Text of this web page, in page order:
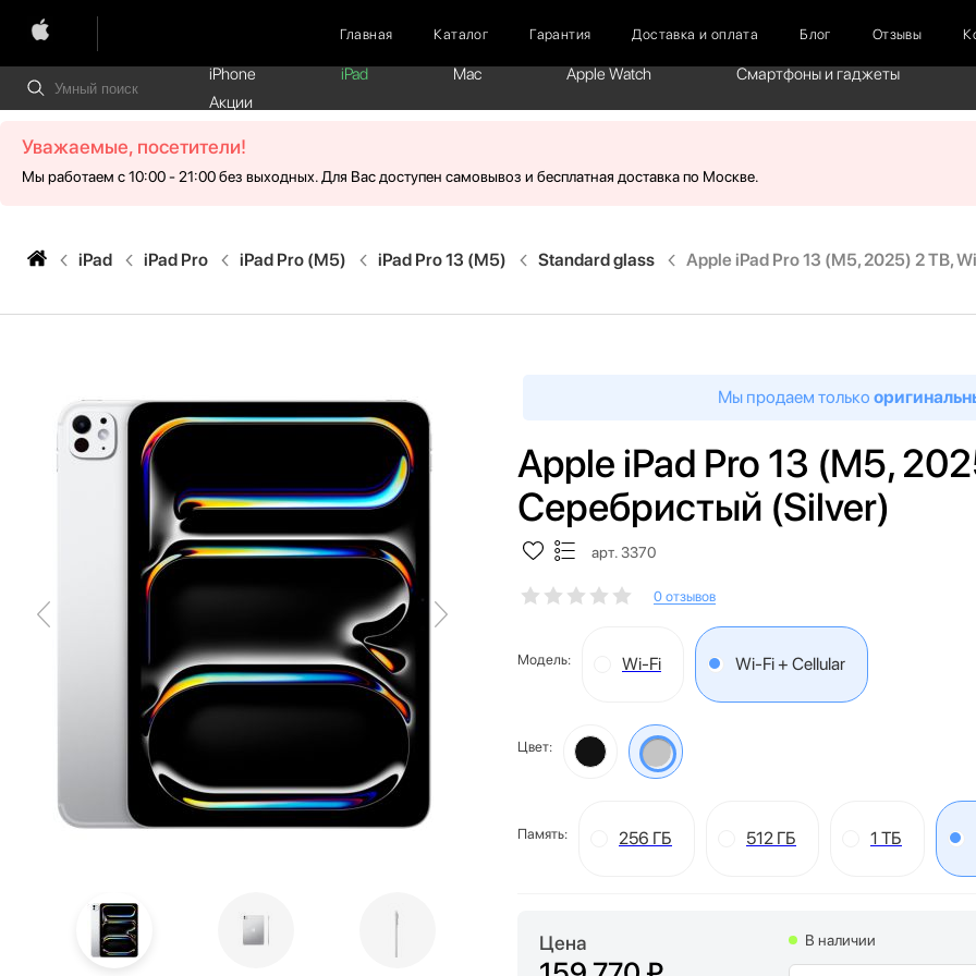
Главная Каталог Гарантия Доставка и оплата Блог Отзывы
iPhone iPad Mac Apple Watch
Смартфоны и гаджеты
Акции
Уважаемые, посетители!
Мы работаем с 10:00 - 21:00 без выходных. Для Вас доступен самовывоз и бесплатная доставка по Москве.
iPad iPad Pro iPad Pro (M5) iPad Pro 13 (M5) Standard glass Apple iPad Pro 13 (M5, 2025) 2 TB,
Мы продаем только
Apple iPad Pro 13 (M5,
Серебристый (Silver)
арт. 3370
0 отзывов
Модель: Wi-Fi Wi-Fi + Cellular
Цвет:
Память: 256 ГБ 512 ГБ 1 ТБ
Цена В наличии